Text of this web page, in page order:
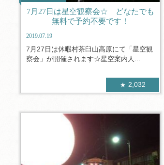
7月27日は星空観察会☆ どなたでも
無料で予約不要です！
2019.07.19
7月27日は休暇村茶臼山高原にて「星空観
察会」が開催されます☆星空案内人...
2,032